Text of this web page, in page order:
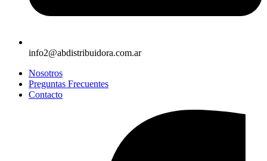
info2@abdistribuidora.com.ar
Nosotros
Preguntas Frecuentes
Contacto